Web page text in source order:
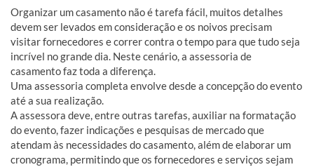
Organizar um casamento não é tarefa fácil, muitos detalhes
devem ser levados em consideração e os noivos precisam
visitar fornecedores e correr contra o tempo para que tudo seja
incrível no grande dia. Neste cenário, a assessoria de
casamento faz toda a diferença.
Uma assessoria completa envolve desde a concepção do evento
até a sua realização.
A assessora deve, entre outras tarefas, auxiliar na formatação
do evento, fazer indicações e pesquisas de mercado que
atendam às necessidades do casamento, além de elaborar um
cronograma, permitindo que os fornecedores e serviços sejam